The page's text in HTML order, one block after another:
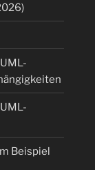
Beispiel